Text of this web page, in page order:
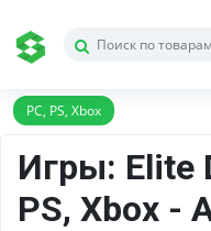
PC, PS, Xbox
Игры: Elite
PS, Xbox -